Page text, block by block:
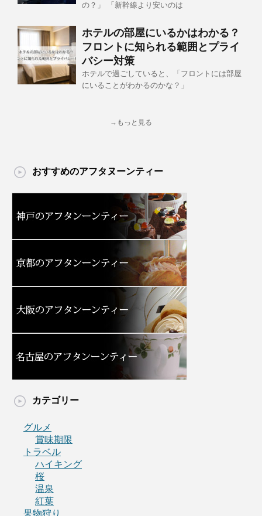
の？」 「新幹線より安いのは
ホテルの部屋にいるかはわかる？
フロントに知られる範囲とプライ
バシー対策
ホテルで過ごしていると、「フロントには部屋
にいることがわかるのかな？」
→もっと見る
おすすめのアフタヌーンティー
カテゴリー
グルメ
賞味期限
トラベル
ハイキング
桜
温泉
紅葉
果物狩り